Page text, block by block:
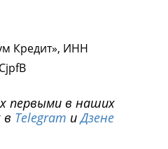
Кредит», ИНН
первыми в наших
в Telegram иДзене